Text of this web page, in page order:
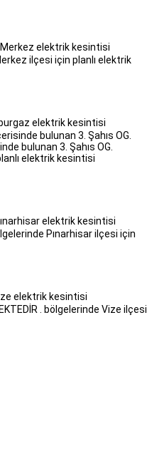
Merkez elektrik kesintisi
ilçesi için planlı elektrik
elektrik kesintisi
bulunan 3. Şahıs OG.
bulunan 3. Şahıs OG.
elektrik kesintisi
elektrik kesintisi
Pınarhisar ilçesi için
elektrik kesintisi
. bölgelerinde Vize ilçesi